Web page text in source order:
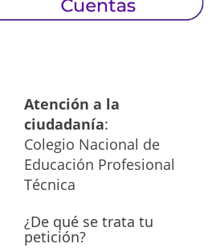
Atención a la
ciudadanía:
Colegio Nacional de
Educación Profesional
Técnica
¿De qué se trata tu
petición?